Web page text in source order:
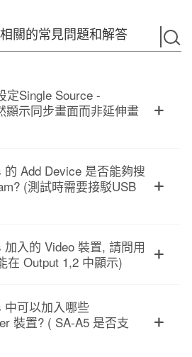
關的常見問題和解答
定Single Source -
顯示同步畫面而非延伸畫
的 Add Device 是否能夠搜
(測試時需要接駁USB
入的 Video 裝置, 請問用
在 Output 1,2 中顯示)
中可以加入哪些
裝置? ( SA-A5 是否支